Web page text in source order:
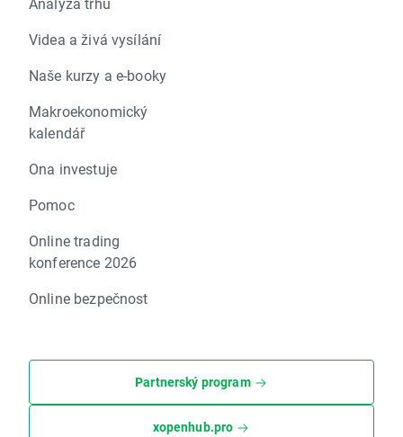
Videa a živá vysílání
Naše kurzy a e-booky
Makroekonomický
kalendář
Ona investuje
Pomoc
Online trading
konference 2026
Online bezpečnost
Partnerský program
xopenhub.pro